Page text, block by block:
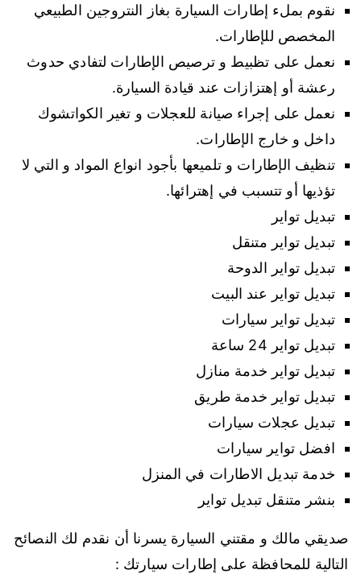
نقوم بملء إطارات السيارة بغاز النتروجين الطبيعي
المخصص للإطارات.
نعمل على تظبيط و ترصيص الإطارات لتفادي حدوث
رعشة أو إهتزازات عند قيادة السيارة.
نعمل على إجراء صيانة للعجلات و تغير الكواتشوك
داخل و خارج الإطارات.
تنظيف الإطارات و تلميعها بأجود انواع المواد و التي لا
تؤذيها أو تتسبب في إهترائها.
تبديل تواير
تبديل تواير متنقل
تبديل تواير الدوحة
تبديل تواير عند البيت
تبديل تواير سيارات
تبديل تواير 24 ساعة
تبديل تواير خدمة منازل
تبديل تواير خدمة طريق
تبديل عجلات سيارات
افضل تواير سيارات
خدمة تبديل الاطارات في المنزل
بنشر متنقل تبديل تواير
صديقي مالك و مقتني السيارة يسرنا أن نقدم لك النصائح
التالية للمحافظة على إطارات سيارتك :